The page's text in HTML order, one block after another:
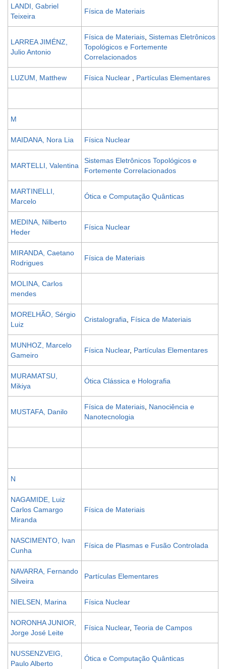
LANDI, Gabriel
Teixeira
Física de Materiais
LARREA JIMÉNZ,
Julio Antonio
Física de Materiais Sistemas Eletrônicos
Topológicos e Fortemente
Correlacionados
LUZUM, Matthew Física Nuclear Partículas Elementares
M
MAIDANA, Nora Lia Física Nuclear
MARTELLI, Valentina
Sistemas Eletrônicos Topológicos e
Fortemente Correlacionados
MARTINELLI,
Marcelo
Ótica e Computação Quânticas
MEDINA, Nilberto
Heder
Física Nuclear
MIRANDA, Caetano
Rodrigues
Física de Materiais
MOLINA, Carlos
mendes
MORELHÃO, Sérgio
Luiz
Cristalografia Física de Materiais
MUNHOZ, Marcelo
Gameiro
Física Nuclear, Partículas Elementares
MURAMATSU,
Mikiya
Ótica Clássica e Holografia
MUSTAFA, Danilo
Física de Materiais Nanociência e
Nanotecnologia
N
NAGAMIDE, Luiz
Carlos Camargo
Miranda
Física de Materiais
NASCIMENTO, Ivan
Cunha
Física de Plasmas e Fusão Controlada
NAVARRA, Fernando
Silveira
Partículas Elementares
NIELSEN, Marina Física Nuclear
NORONHA JUNIOR,
Jorge José Leite
Física Nuclear, Teoria de Campos
NUSSENZVEIG,
Paulo Alberto
Ótica e Computação Quânticas